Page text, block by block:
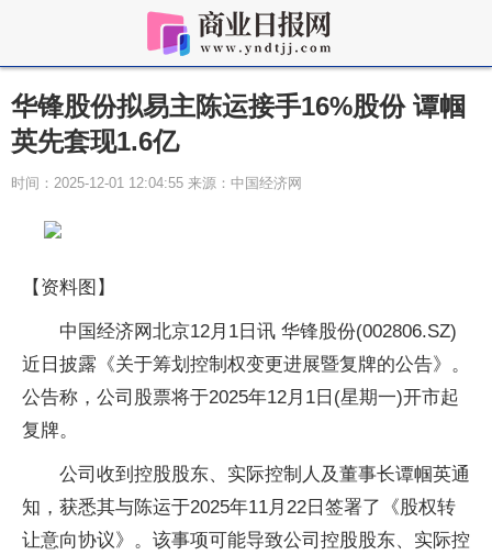
华锋股份拟易主陈运接手16%股份 谭帼
英先套现1.6亿
时间：2025-12-01 12:04:55 来源：中国经济网
【资料图】
中国经济网北京12月1日讯 华锋股份(002806.SZ)
近日披露《关于筹划控制权变更进展暨复牌的公告》。
公告称，公司股票将于2025年12月1日(星期一)开市起
复牌。
公司收到控股股东、实际控制人及董事长谭帼英通
知，获悉其与陈运于2025年11月22日签署了《股权转
让意向协议》。该事项可能导致公司控股股东、实际控